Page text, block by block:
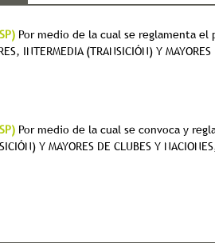
Por medio de la cual se reglamenta el
INTERMEDIA (TRANSICIÓN) Y
Por medio de la cual se convoca y
Y MAYORES DE CLUBES Y